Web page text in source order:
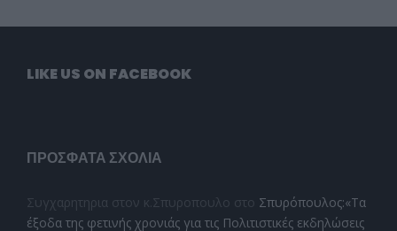
LIKE US ON FACEBOOK
ΠΡΌΣΦΑΤΑ ΣΧΌΛΙΑ
Συγχαρητηρια στον κ.Σπυροπουλο στο Σπυρόπουλος:«Τα
έξοδα της φετινής χρονιάς για τις Πολιτιστικές εκδηλώσεις